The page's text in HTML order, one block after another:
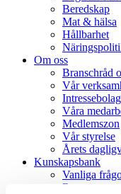
Beredskap
Mat & hälsa
Hållbarhet
Om oss
Branschråd
Vår
Intressebolag
Våra
Medlemszon
Vår styrelse
Årets
Kunskapsbank
Vanliga
Rapporter